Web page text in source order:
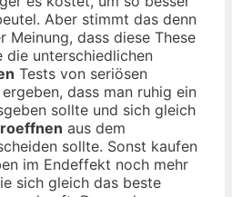
Aber stimmt das denn
Meinung, dass diese These
die unterschiedlichen
Tests von seriösen
dass man ruhig ein
sollte und sich gleich
aus dem
sollte. Sonst kaufen
im Endeffekt noch mehr
sich gleich das beste